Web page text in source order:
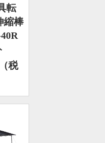
転
縮棒
税